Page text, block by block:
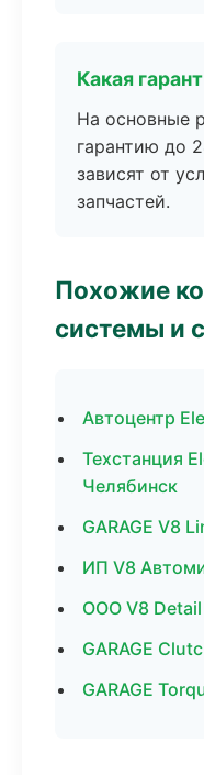
Какая
На основные
гарантию до
зависят от
запчастей.
Похожие
системы и
Автоцентр
Техстанция
Челябинск
GARAGE V8
ИП V8
ООО V8
GARAGE
GARAGE